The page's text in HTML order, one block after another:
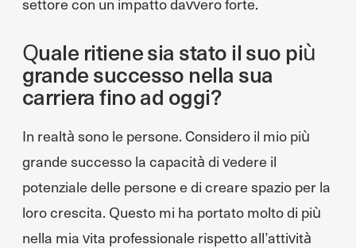
Quale ritiene sia stato il suo più
grande successo nella sua
carriera fino ad oggi?
In realtà sono le persone. Considero il mio più
grande successo la capacità di vedere il
potenziale delle persone e di creare spazio per la
loro crescita. Questo mi ha portato molto di più
nella mia vita professionale rispetto all’attività